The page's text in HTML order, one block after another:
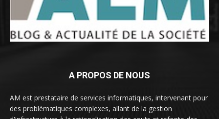
A PROPOS DE NOUS
AM est prestataire de services informatiques, intervenant pour
des problématiques complexes, allant de la gestion